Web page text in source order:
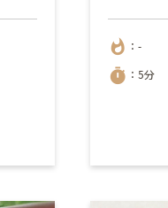
whatshot ：-
timer ：5分